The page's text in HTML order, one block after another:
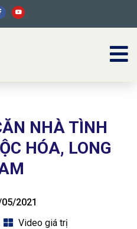
NHÀ TÌNH
HÓA, LONG
2021
Video giá trị